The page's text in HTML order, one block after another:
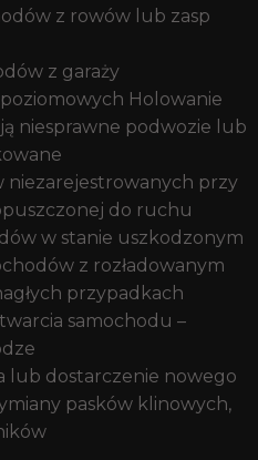
z rowów lub zasp
z garaży
Holowanie
niesprawne podwozie lub
niezarejestrowanych przy
do ruchu
w stanie uszkodzonym
z rozładowanym
przypadkach
samochodu –
lub dostarczenie nowego
pasków klinowych,